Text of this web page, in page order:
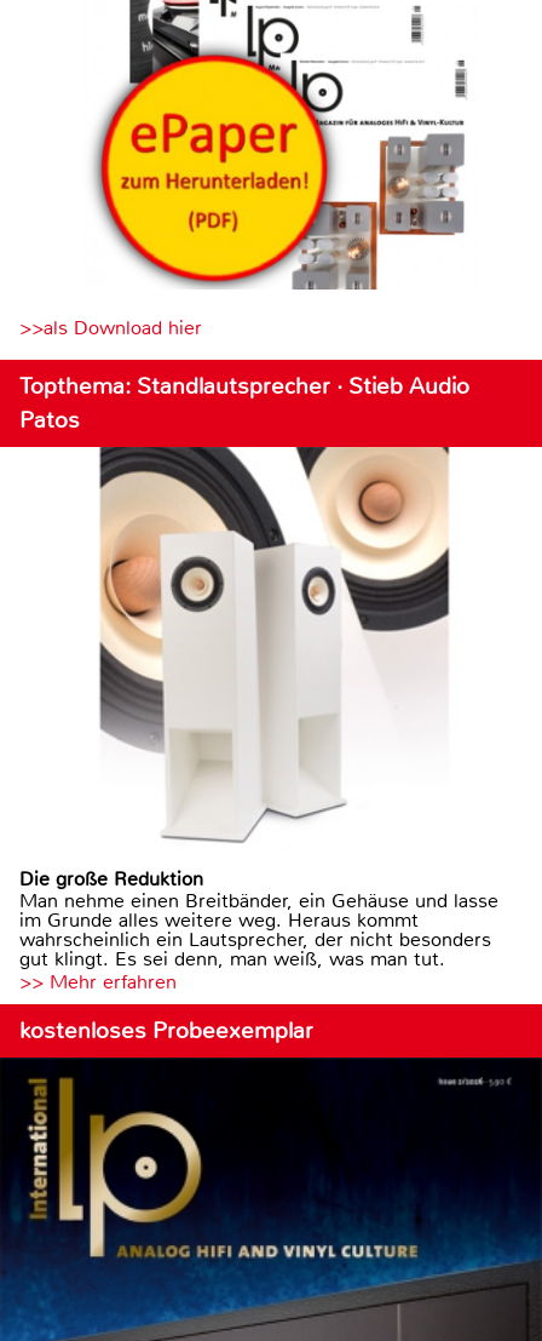
>>als Download hier
Topthema: Standlautsprecher · Stieb Audio
Patos
Die große Reduktion
Man nehme einen Breitbänder, ein Gehäuse und lasse
im Grunde alles weitere weg. Heraus kommt
wahrscheinlich ein Lautsprecher, der nicht besonders
gut klingt. Es sei denn, man weiß, was man tut.
>> Mehr erfahren
kostenloses Probeexemplar